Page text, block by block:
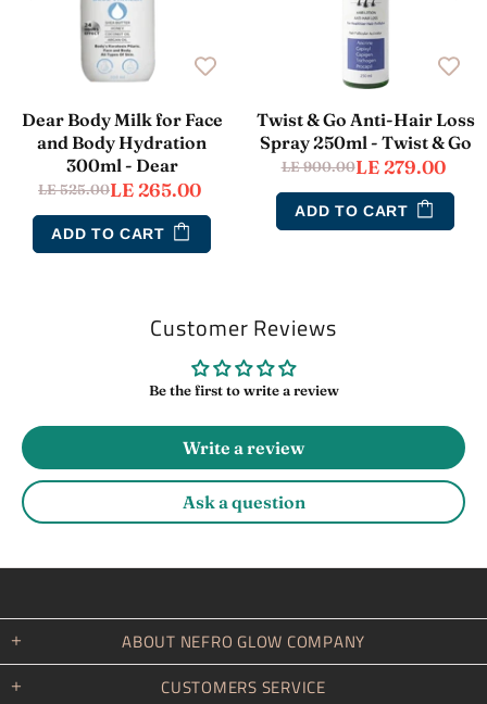
Twist & Go Anti-Hair Loss
Spray 250ml - Twist & Go
LE 900.00LE 279.00
ADD TO CART
Dear Body Milk for Face
and Body Hydration
300ml - Dear
LE 525.00LE 265.00
ADD TO CART
Customer Reviews
Be the first to write a review
Write a review
Ask a question
ABOUT NEFRO GLOW COMPANY
CUSTOMERS SERVICE